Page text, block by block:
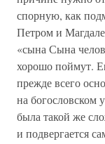
спорную, как
Петром и
«сына Сына
хорошо поймут.
прежде всего
на богословском
была такой же
и подвергается